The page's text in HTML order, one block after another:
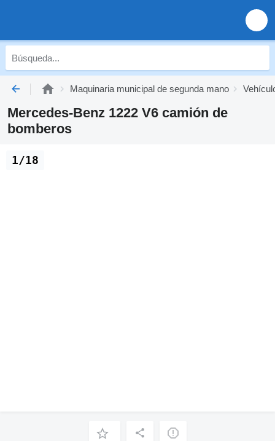
Maquinaria municipal de segunda mano
Mercedes-Benz 1222 V6 camión de
bomberos
1/18